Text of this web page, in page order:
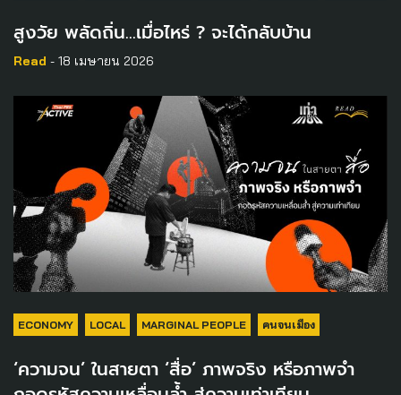
สูงวัย พลัดถิ่น…เมื่อไหร่ ? จะได้กลับบ้าน
Read - 18 เมษายน 2026
ECONOMY LOCAL MARGINAL PEOPLE คนจนเมือง
‘ความจน’ ในสายตา ‘สื่อ’ ภาพจริง หรือภาพจำ